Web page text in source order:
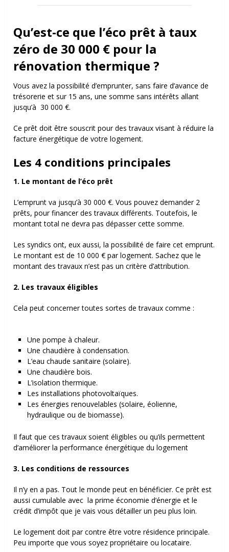
Qu’est-ce que l’éco prêt à taux
zéro de 30 000 € pour la
rénovation thermique ?
Vous avez la possibilité d’emprunter, sans faire d’avance de
trésorerie et sur 15 ans, une somme sans intérêts allant
jusqu’à 30 000 €.
Ce prêt doit être souscrit pour des travaux visant à réduire la
facture énergétique de votre logement.
Les 4 conditions principales
1. Le montant de l’éco prêt
L’emprunt va jusqu’à 30 000 €. Vous pouvez demander 2
prêts, pour financer des travaux différents. Toutefois, le
montant total ne devra pas dépasser cette somme.
Les syndics ont, eux aussi, la possibilité de faire cet emprunt.
Le montant est de 10 000 € par logement. Sachez que le
montant des travaux n’est pas un critère d’attribution.
2. Les travaux éligibles
Cela peut concerner toutes sortes de travaux comme :
Une pompe à chaleur.
Une chaudière à condensation.
L’eau chaude sanitaire (solaire).
Une chaudière bois.
L’isolation thermique.
Les installations photovoltaïques.
Les énergies renouvelables (solaire, éolienne,
hydraulique ou de biomasse).
Il faut que ces travaux soient éligibles ou qu’ils permettent
d’améliorer la performance énergétique du logement
3. Les conditions de ressources
Il n’y en a pas. Tout le monde peut en bénéficier. Ce prêt est
aussi cumulable avec la prime économie d’énergie et le
crédit d’impôt que je vais vous détailler un peu plus loin.
Le logement doit par contre être votre résidence principale.
Peu importe que vous soyez propriétaire ou locataire.